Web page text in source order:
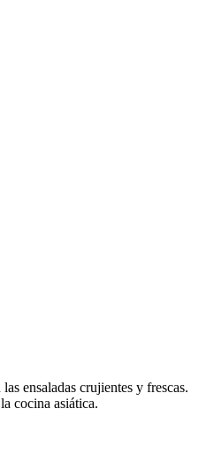
ensaladas crujientes y frescas.
cocina asiática.